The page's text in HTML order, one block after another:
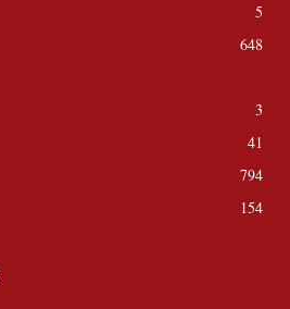
5
648
3
41
794
154